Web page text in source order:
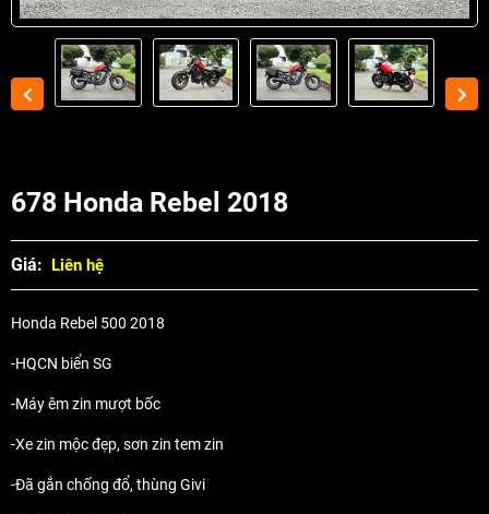
678 Honda Rebel 2018
Giá: Liên hệ
Honda Rebel 500 2018
-HQCN biển SG
-Máy êm zin mượt bốc
-Xe zin mộc đẹp, sơn zin tem zin
-Đã gắn chống đổ, thùng Givi